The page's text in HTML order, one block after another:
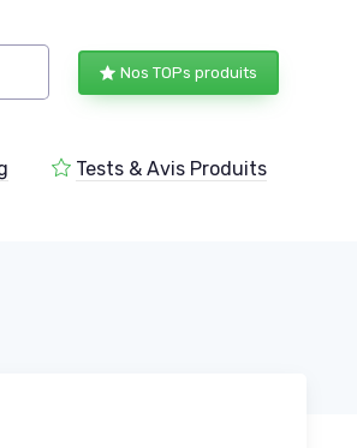
Nos TOPs produits
Tests & Avis Produits